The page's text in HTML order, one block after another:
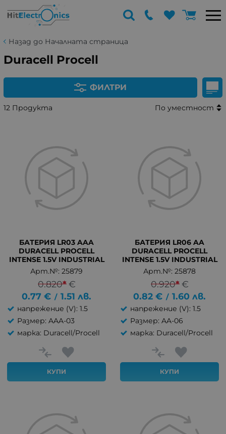
Назад до Началната страница
Duracell Procell
ФИЛТРИ
12 Продукта По уместност
БАТЕРИЯ LR03 AAA
DURACELL PROCELL
INTENSE 1.5V INDUSTRIAL
Арт.№: 25879
0.820* €
0.77 € / 1.51 лв.
напрежение (V): 1.5
Размер: AAA-03
марка: Duracell/Procell
КУПИ
БАТЕРИЯ LR06 AA
DURACELL PROCELL
INTENSE 1.5V INDUSTRIAL
Арт.№: 25878
0.920* €
0.82 € / 1.60 лв.
напрежение (V): 1.5
Размер: AA-06
марка: Duracell/Procell
КУПИ